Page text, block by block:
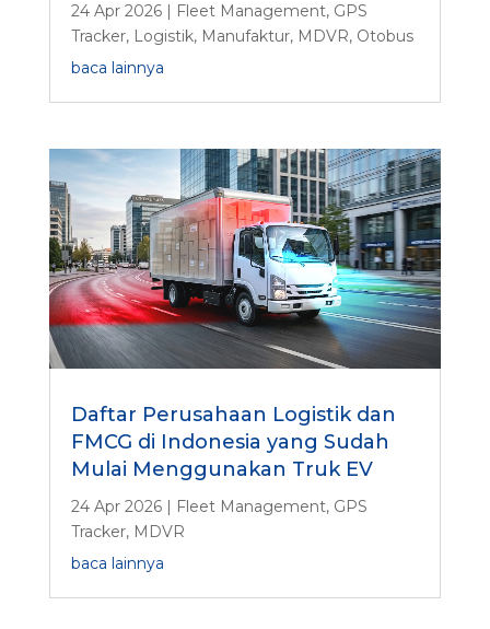
24 Apr 2026| Fleet Management, GPS
Tracker, Logistik, Manufaktur, MDVR, Otobus
baca lainnya
Daftar Perusahaan Logistik dan
FMCG di Indonesia yang Sudah
Mulai Menggunakan Truk EV
24 Apr 2026| Fleet Management, GPS
Tracker, MDVR
baca lainnya